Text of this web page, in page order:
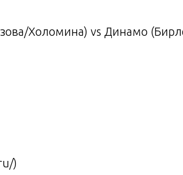
Холомина) vs Динамо
)